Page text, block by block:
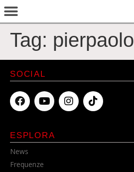
Tag: pierpaolo
ESPLORA
News
Frequenze
SOCIAL